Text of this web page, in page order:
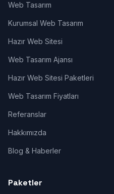
Web Tasarım
Kurumsal Web Tasarım
Hazır Web Sitesi
Web Tasarım Ajansı
Hazır Web Sitesi Paketleri
Web Tasarım Fiyatları
Referanslar
Hakkımızda
Blog & Haberler
Paketler